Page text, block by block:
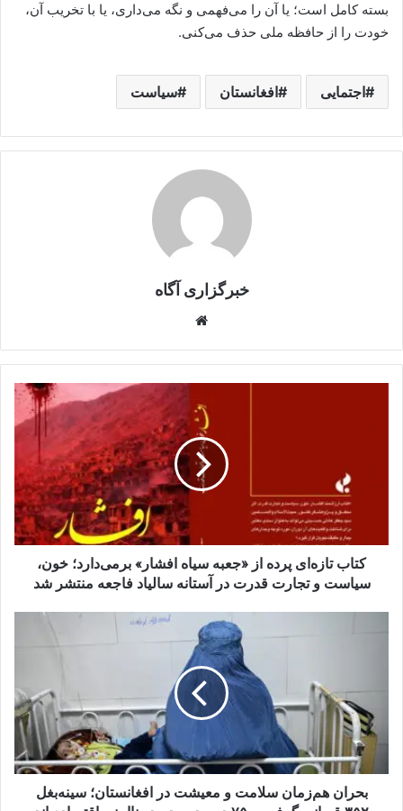
بسته کامل است؛ یا آن را می‌فهمی و نگه می‌داری، یا با تخریب آن،
خودت را از حافظه ملی حذف می‌کنی.
اجتمایی افغانستان سیاست
خبرگزاری آگاه
برمی‌دارد؛
خون،
سیاست
منتشر
شد
کتاب تازه‌ای پرده از «جعبه سیاه افشار» برمی‌دارد؛ خون،
سیاست و تجارت قدرت در آستانه سالیاد فاجعه منتشر شد
معیشت
افغانستان؛
سینه‌بغل
۳۵۲
قربانیبحران هم‌زمان سلامت و معیشت در افغانستان؛ سینه‌بغل